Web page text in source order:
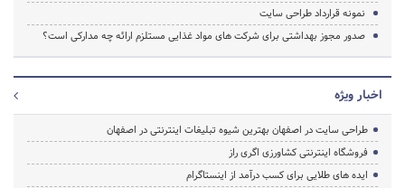
نمونه قرارداد طراحی سایت
صدور مجوز بهداشتی برای شرکت های مواد غذایی مستلزم ارائه چه مدارکی است؟
اخبار ویژه
طراحی سایت در اصفهان بهترین شیوه تبلیغات اینترنتی در اصفهان
فروشگاه اینترنتی کشاورزی اگری راز
ایده های طلایی برای کسب درآمد از اینستاگرام